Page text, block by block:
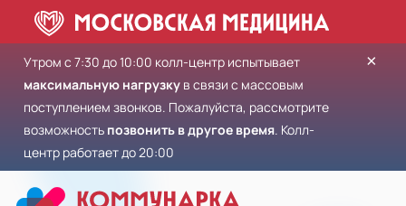
Утром с 7:30 до 10:00 колл-центр испытывает
максимальную нагрузку в связи с массовым
поступлением звонков. Пожалуйста, рассмотрите
возможность позвонить в другое время. Колл-
центр работает до 20:00
×